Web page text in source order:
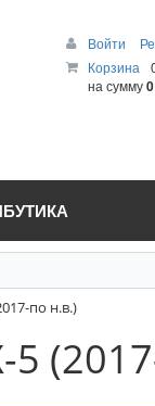
Войти
Корзина
на сумму
по н.в.)
5